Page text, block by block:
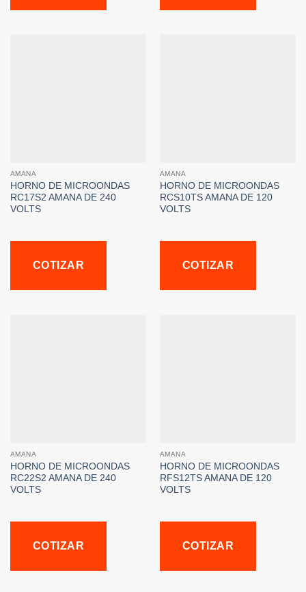
AMANA
HORNO DE MICROONDAS
RC17S2 AMANA DE 240
VOLTS
COTIZAR
AMANA
HORNO DE MICROONDAS
RCS10TS AMANA DE 120
VOLTS
COTIZAR
AMANA
HORNO DE MICROONDAS
RC22S2 AMANA DE 240
VOLTS
COTIZAR
AMANA
HORNO DE MICROONDAS
RFS12TS AMANA DE 120
VOLTS
COTIZAR